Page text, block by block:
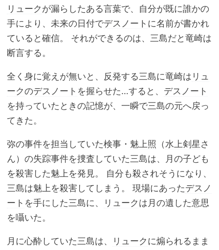
リュークが漏らしたある言葉で、自分が既に誰かの
手により、未来の日付でデスノート に名前が書かれ
ていると確信。 それができるのは、三島だと竜崎は
断言する。
全く身に覚えが無いと、反発する三島に竜崎は リュ
ークのデスノート を握らせた…すると、 デスノート
を持っていたときの記憶が、一瞬で三島の元へ戻っ
てきた。
弥の事件を担当していた検事・ 魅上照 （水上剣星さ
ん）の失踪事件を捜査していた三島は、月の子ども
を殺害した魅上を発見。 自分も殺されそうになり、
三島は魅上を殺害してしまう。 現場にあったデスノ
ート を手にした三島に、 リュークは月の遺した意思
を囁いた。
月に心酔していた三島は、 リュークに煽られるまま